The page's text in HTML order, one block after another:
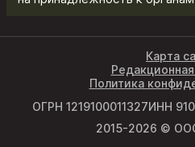
ОГРН 1219100011327ИНН
2015-2026 ©
Карта
Политика